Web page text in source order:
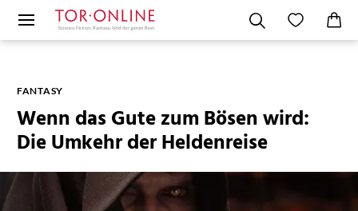
FANTASY
Wenn das Gute zum Bösen wird:
Die Umkehr der Heldenreise